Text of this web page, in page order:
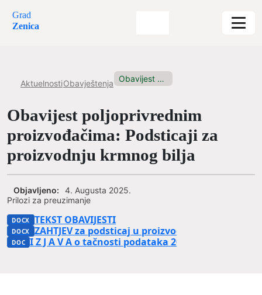
Grad
Zenica
AktuelnostiObavještenja Obavijest poljoprivrednim proizvođačima: Podsticaji za...
Obavijest poljoprivrednim
proizvođačima: Podsticaji za
proizvodnju krmnog bilja
Prilozi za preuzimanje
TEKST OBAVIJESTI
ZAHTJEV za podsticaj u proizvodnji krmnog bilja
I Z J A V A o tačnosti podataka 2025
Objavljeno: 4. Augusta 2025.